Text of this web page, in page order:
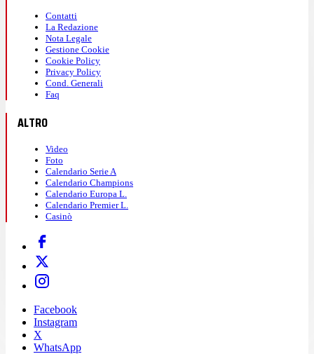
Contatti
La Redazione
Nota Legale
Gestione Cookie
Cookie Policy
Privacy Policy
Cond. Generali
Faq
ALTRO
Video
Foto
Calendario Serie A
Calendario Champions
Calendario Europa L.
Calendario Premier L.
Casinò
Facebook
Instagram
X
WhatsApp